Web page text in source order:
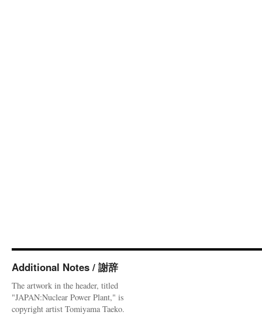
Additional Notes / 謝辞
The artwork in the header, titled
"JAPAN:Nuclear Power Plant," is
copyright artist Tomiyama Taeko.